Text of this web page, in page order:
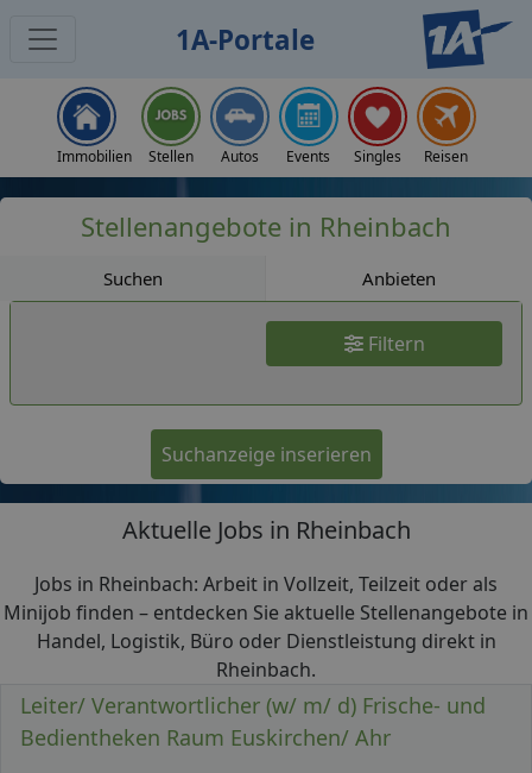
1A-Portale
Immobilien Stellen Autos Events Singles Reisen
Stellenangebote in Rheinbach
Suchen Anbieten
Filtern
Suchanzeige inserieren
Aktuelle Jobs in Rheinbach
Jobs in Rheinbach: Arbeit in Vollzeit, Teilzeit oder als
Minijob finden – entdecken Sie aktuelle Stellenangebote in
Handel, Logistik, Büro oder Dienstleistung direkt in
Rheinbach.
Leiter/ Verantwortlicher (w/ m/ d) Frische- und
Bedientheken Raum Euskirchen/ Ahr